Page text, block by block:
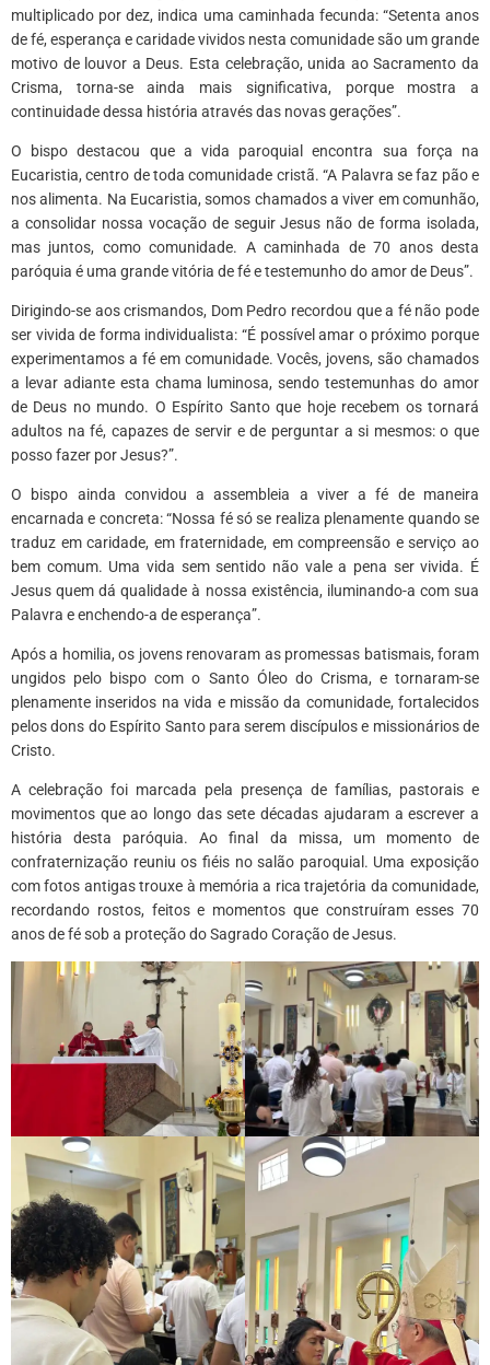
multiplicado por dez, indica uma caminhada fecunda: “Setenta anos
de fé, esperança e caridade vividos nesta comunidade são um grande
motivo de louvor a Deus. Esta celebração, unida ao Sacramento da
Crisma, torna-se ainda mais significativa, porque mostra a
continuidade dessa história através das novas gerações”.
O bispo destacou que a vida paroquial encontra sua força na
Eucaristia, centro de toda comunidade cristã. “A Palavra se faz pão e
nos alimenta. Na Eucaristia, somos chamados a viver em comunhão,
a consolidar nossa vocação de seguir Jesus não de forma isolada,
mas juntos, como comunidade. A caminhada de 70 anos desta
paróquia é uma grande vitória de fé e testemunho do amor de Deus”.
Dirigindo-se aos crismandos, Dom Pedro recordou que a fé não pode
ser vivida de forma individualista: “É possível amar o próximo porque
experimentamos a fé em comunidade. Vocês, jovens, são chamados
a levar adiante esta chama luminosa, sendo testemunhas do amor
de Deus no mundo. O Espírito Santo que hoje recebem os tornará
adultos na fé, capazes de servir e de perguntar a si mesmos: o que
posso fazer por Jesus?”.
O bispo ainda convidou a assembleia a viver a fé de maneira
encarnada e concreta: “Nossa fé só se realiza plenamente quando se
traduz em caridade, em fraternidade, em compreensão e serviço ao
bem comum. Uma vida sem sentido não vale a pena ser vivida. É
Jesus quem dá qualidade à nossa existência, iluminando-a com sua
Palavra e enchendo-a de esperança”.
Após a homilia, os jovens renovaram as promessas batismais, foram
ungidos pelo bispo com o Santo Óleo do Crisma, e tornaram-se
plenamente inseridos na vida e missão da comunidade, fortalecidos
pelos dons do Espírito Santo para serem discípulos e missionários de
Cristo.
A celebração foi marcada pela presença de famílias, pastorais e
movimentos que ao longo das sete décadas ajudaram a escrever a
história desta paróquia. Ao final da missa, um momento de
confraternização reuniu os fiéis no salão paroquial. Uma exposição
com fotos antigas trouxe à memória a rica trajetória da comunidade,
recordando rostos, feitos e momentos que construíram esses 70
anos de fé sob a proteção do Sagrado Coração de Jesus.